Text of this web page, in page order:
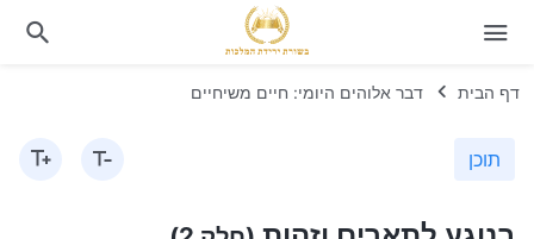
דף הבית דבר אלוהים היומי: חיים משיחיים
תוכן